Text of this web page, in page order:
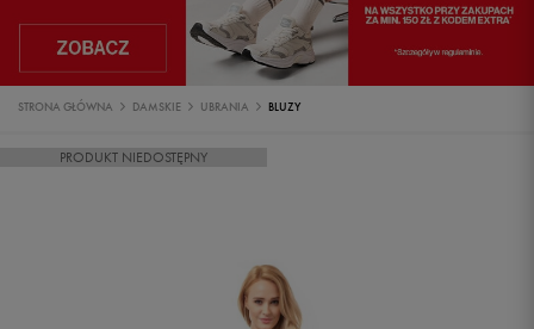
STRONA GŁÓWNA DAMSKIE UBRANIA BLUZY
PRODUKT NIEDOSTĘPNY